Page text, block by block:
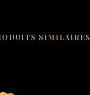
SIMILAIRES